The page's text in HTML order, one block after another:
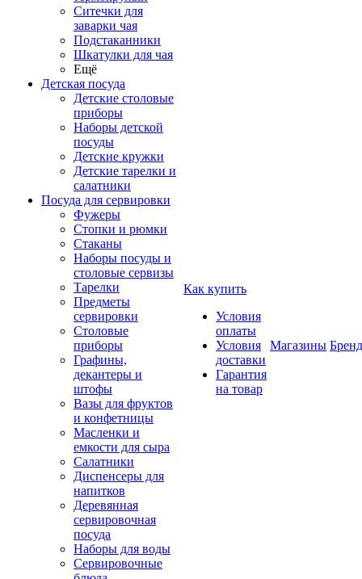
Ситечки для
заварки чая
Подстаканники
Шкатулки для чая
Ещё
Детская посуда
Детские столовые
приборы
Наборы детской
посуды
Детские кружки
Детские тарелки и
салатники
Посуда для сервировки
Фужеры
Стопки и рюмки
Стаканы
Наборы посуды и
столовые сервизы
Тарелки
Предметы
сервировки
Столовые
приборы
Графины,
декантеры и
штофы
Вазы для фруктов
и конфетницы
Масленки и
емкости для сыра
Салатники
Диспенсеры для
напитков
Деревянная
сервировочная
посуда
Наборы для воды
Сервировочные
Как купить
Условия
оплаты
Условия
доставки
Гарантия
на товар
Магазины